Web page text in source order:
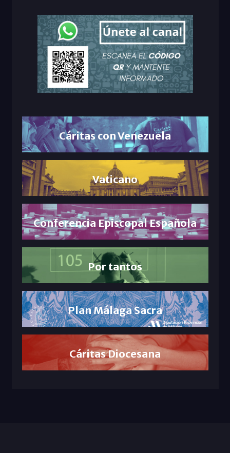
Cáritas con Venezuela
Vaticano
Conferencia Episcopal Española
Por tantos
Plan Málaga Sacra
Cáritas Diocesana